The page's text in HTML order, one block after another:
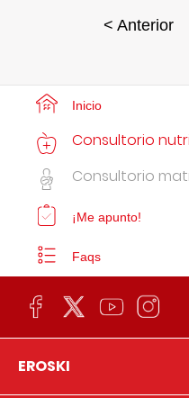
< Anterior
Inicio
Consultorio
Consultorio
¡Me apunto!
Faqs
EROSKI